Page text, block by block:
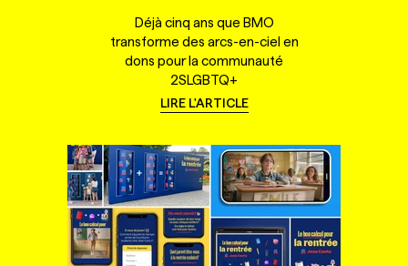
Déjà cinq ans que BMO
transforme des arcs-en-ciel en
dons pour la communauté
2SLGBTQ+
LIRE L'ARTICLE